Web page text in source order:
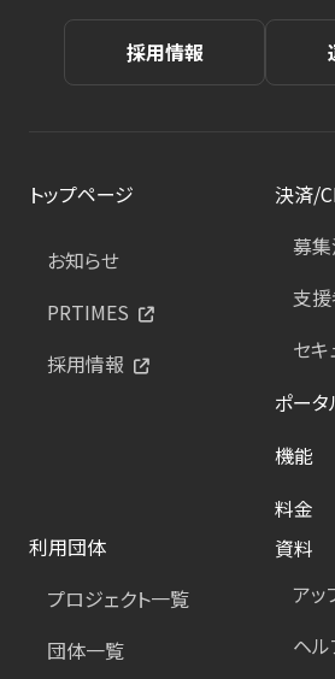
採用情報
トップページ
お知らせ
PRTIMES
採用情報
決済/
募
支
セキ
ポー
機能
料金
利用団体
プロジェクト一覧
団体一覧
資料
アッ
ヘル